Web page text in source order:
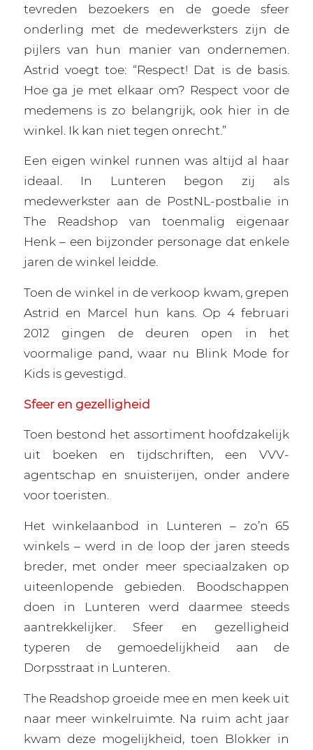
tevreden bezoekers en de goede sfeer
onderling met de medewerksters zijn de
pijlers van hun manier van ondernemen.
Astrid voegt toe: “Respect! Dat is de basis.
Hoe ga je met elkaar om? Respect voor de
medemens is zo belangrijk, ook hier in de
winkel. Ik kan niet tegen onrecht.”
Een eigen winkel runnen was altijd al haar
ideaal. In Lunteren begon zij als
medewerkster aan de PostNL-postbalie in
The Readshop van toenmalig eigenaar
Henk – een bijzonder personage dat enkele
jaren de winkel leidde.
Toen de winkel in de verkoop kwam, grepen
Astrid en Marcel hun kans. Op 4 februari
2012 gingen de deuren open in het
voormalige pand, waar nu Blink Mode for
Kids is gevestigd.
Sfeer en gezelligheid
Toen bestond het assortiment hoofdzakelijk
uit boeken en tijdschriften, een VVV-
agentschap en snuisterijen, onder andere
voor toeristen.
Het winkelaanbod in Lunteren – zo’n 65
winkels – werd in de loop der jaren steeds
breder, met onder meer speciaalzaken op
uiteenlopende gebieden. Boodschappen
doen in Lunteren werd daarmee steeds
aantrekkelijker. Sfeer en gezelligheid
typeren de gemoedelijkheid aan de
Dorpsstraat in Lunteren.
The Readshop groeide mee en men keek uit
naar meer winkelruimte. Na ruim acht jaar
kwam deze mogelijkheid, toen Blokker in